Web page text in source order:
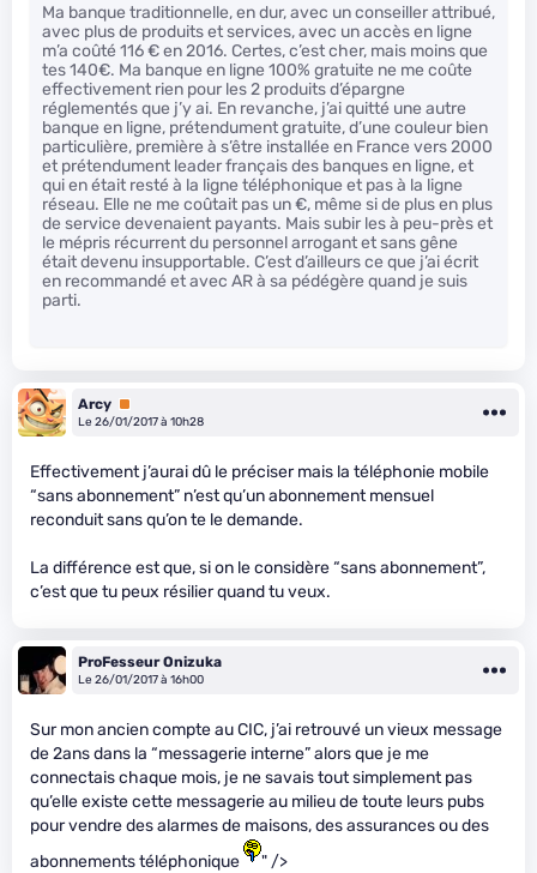
Ma banque traditionnelle, en dur, avec un conseiller attribué,
avec plus de produits et services, avec un accès en ligne
m’a coûté 116 € en 2016. Certes, c’est cher, mais moins que
tes 140€. Ma banque en ligne 100% gratuite ne me coûte
effectivement rien pour les 2 produits d’épargne
réglementés que j’y ai. En revanche, j’ai quitté une autre
banque en ligne, prétendument gratuite, d’une couleur bien
particulière, première à s’être installée en France vers 2000
et prétendument leader français des banques en ligne, et
qui en était resté à la ligne téléphonique et pas à la ligne
réseau. Elle ne me coûtait pas un €, même si de plus en plus
de service devenaient payants. Mais subir les à peu-près et
le mépris récurrent du personnel arrogant et sans gêne
était devenu insupportable. C’est d’ailleurs ce que j’ai écrit
en recommandé et avec AR à sa pédégère quand je suis
parti.
Arcy Premium
Le 26/01/2017 à 10h28
Effectivement j’aurai dû le préciser mais la téléphonie mobile
“sans abonnement” n’est qu’un abonnement mensuel
reconduit sans qu’on te le demande.
La différence est que, si on le considère “sans abonnement”,
c’est que tu peux résilier quand tu veux.
ProFesseur Onizuka
Le 26/01/2017 à 16h00
Sur mon ancien compte au CIC, j’ai retrouvé un vieux message
de 2ans dans la “messagerie interne” alors que je me
connectais chaque mois, je ne savais tout simplement pas
qu’elle existe cette messagerie au milieu de toute leurs pubs
pour vendre des alarmes de maisons, des assurances ou des
abonnements téléphonique
" />